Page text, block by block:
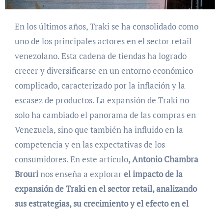
En los últimos años, Traki se ha consolidado como
uno de los principales actores en el sector retail
venezolano. Esta cadena de tiendas ha logrado
crecer y diversificarse en un entorno económico
complicado, caracterizado por la inflación y la
escasez de productos. La expansión de Traki no
solo ha cambiado el panorama de las compras en
Venezuela, sino que también ha influido en la
competencia y en las expectativas de los
consumidores. En este artículo, Antonio Chambra
Brourinos enseña a explorarel impacto de la
expansión de Traki en el sector retail, analizando
sus estrategias, su crecimiento y el efecto en el